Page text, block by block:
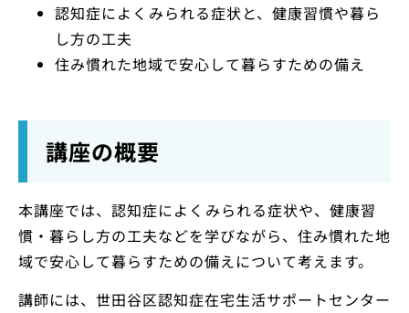
認知症によくみられる症状と、健康習慣や暮ら
し方の工夫
住み慣れた地域で安心して暮らすための備え
講座の概要
本講座では、認知症によくみられる症状や、健康習
慣・暮らし方の工夫などを学びながら、住み慣れた地
域で安心して暮らすための備えについて考えます。
講師には、世田谷区認知症在宅生活サポートセンター